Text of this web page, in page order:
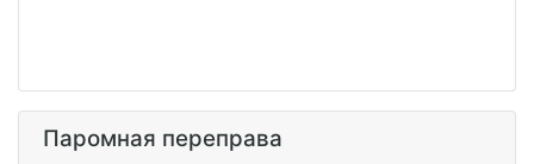
Паромная переправа